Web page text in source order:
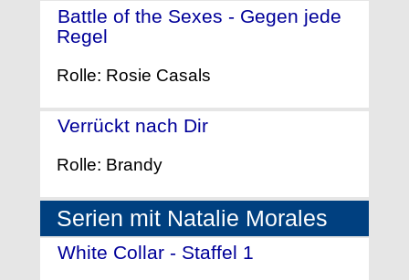
Battle of the Sexes - Gegen jede
Regel
Rolle: Rosie Casals
Verrückt nach Dir
Rolle: Brandy
Serien mit Natalie Morales
White Collar - Staffel 1